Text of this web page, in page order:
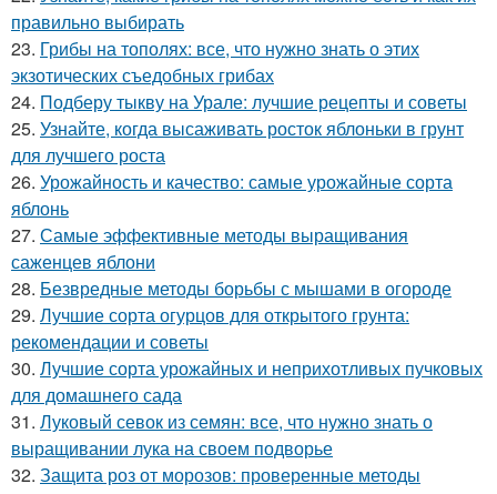
правильно выбирать
23. Грибы на тополях: все, что нужно знать о этих
экзотических съедобных грибах
24. Подберу тыкву на Урале: лучшие рецепты и советы
25. Узнайте, когда высаживать росток яблоньки в грунт
для лучшего роста
26. Урожайность и качество: самые урожайные сорта
яблонь
27. Самые эффективные методы выращивания
саженцев яблони
28. Безвредные методы борьбы с мышами в огороде
29. Лучшие сорта огурцов для открытого грунта:
рекомендации и советы
30. Лучшие сорта урожайных и неприхотливых пучковых
для домашнего сада
31. Луковый севок из семян: все, что нужно знать о
выращивании лука на своем подворье
32. Защита роз от морозов: проверенные методы